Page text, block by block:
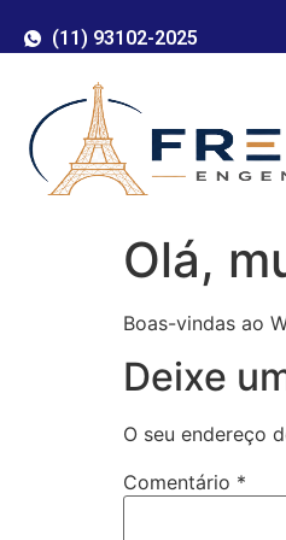
(11) 93102-2025
Olá,
Boas-vindas ao
Deixe
O seu endereço
Comentário *